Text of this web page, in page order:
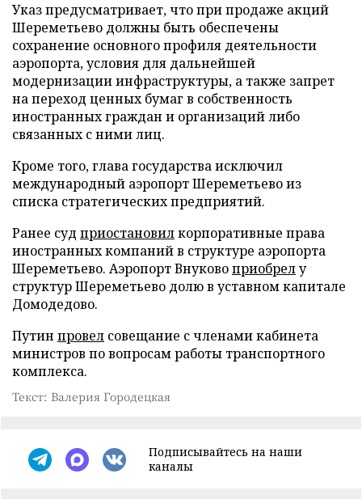
Указ предусматривает, что при продаже акций
Шереметьево должны быть обеспечены
сохранение основного профиля деятельности
аэропорта, условия для дальнейшей
модернизации инфраструктуры, а также запрет
на переход ценных бумаг в собственность
иностранных граждан и организаций либо
связанных с ними лиц.
Кроме того, глава государства исключил
международный аэропорт Шереметьево из
списка стратегических предприятий.
Ранее суд приостановилкорпоративные права
иностранных компаний в структуре аэропорта
Шереметьево. Аэропорт Внуковоприобрелу
структур Шереметьево долю в уставном капитале
Домодедово.
Путин провел совещание с членами кабинета
министров по вопросам работы транспортного
комплекса.
Текст: Валерия Городецкая
Подписывайтесь на наши
каналы